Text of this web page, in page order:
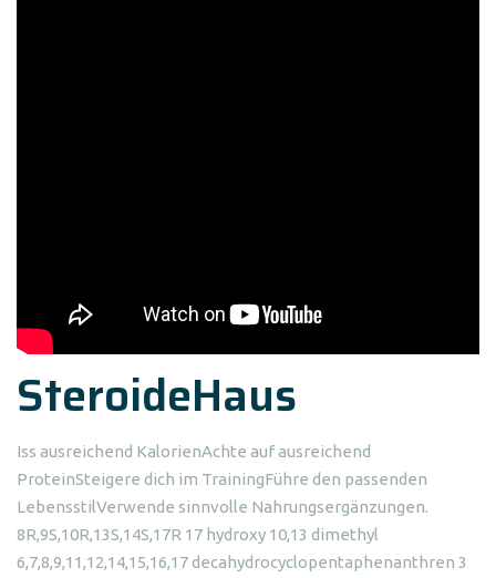
SteroideHaus
Iss ausreichend KalorienAchte auf ausreichend
ProteinSteigere dich im TrainingFühre den passenden
LebensstilVerwende sinnvolle Nahrungsergänzungen.
8R,9S,10R,13S,14S,17R 17 hydroxy 10,13 dimethyl
6,7,8,9,11,12,14,15,16,17 decahydrocyclopentaphenanthren 3